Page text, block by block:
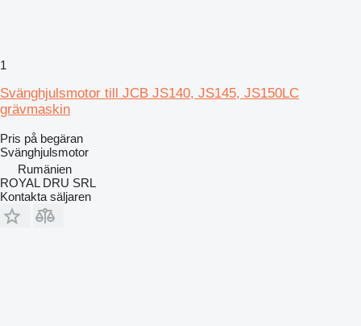
1
Svänghjulsmotor till JCB JS140, JS145, JS150LC
grävmaskin
Pris på begäran
Svänghjulsmotor
Rumänien
ROYAL DRU SRL
Kontakta säljaren